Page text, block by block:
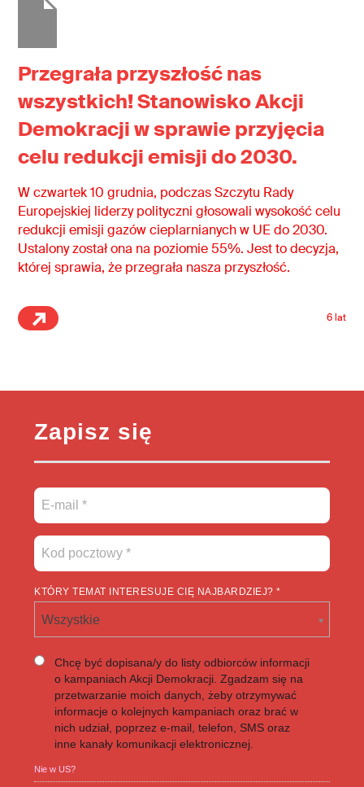
Przegrała przyszłość nas
wszystkich! Stanowisko Akcji
Demokracji w sprawie przyjęcia
celu redukcji emisji do 2030.
W czwartek 10 grudnia, podczas Szczytu Rady
Europejskiej liderzy polityczni głosowali wysokość celu
redukcji emisji gazów cieplarnianych w UE do 2030.
Ustalony został ona na poziomie 55%. Jest to decyzja,
której sprawia, że przegrała nasza przyszłość.
6 lat
Zapisz się
KTÓRY TEMAT INTERESUJE CIĘ NAJBARDZIEJ? *
Wszystkie
Chcę być dopisana/y do listy odbiorców informacji
o kampaniach Akcji Demokracji. Zgadzam się na
przetwarzanie moich danych, żeby otrzymywać
informacje o kolejnych kampaniach oraz brać w
nich udział, poprzez e-mail, telefon, SMS oraz
inne kanały komunikacji elektronicznej.
Nie wUS?